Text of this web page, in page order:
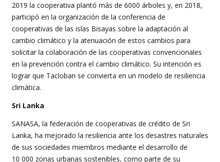
2019 la cooperativa plantó más de 6000 árboles y, en 2018,
participó en la organización de la conferencia de
cooperativas de las islas Bisayas sobre la adaptación al
cambio climático y la atenuación de estos cambios para
solicitar la colaboración de las cooperativas convencionales
en la prevención contra el cambio climático. Su intención es
lograr que Tacloban se convierta en un modelo de resiliencia
climática.
Sri Lanka
SANASA, la federación de cooperativas de crédito de Sri
Lanka, ha mejorado la resiliencia ante los desastres naturales
de sus sociedades miembros mediante el desarrollo de
10 000 zonas urbanas sostenibles, como parte de su